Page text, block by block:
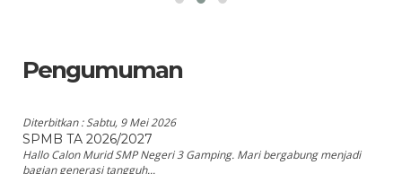
Pengumuman
Diterbitkan :Sabtu, 9 Mei 2026
SPMB TA 2026/2027
Hallo Calon Murid SMP Negeri 3 Gamping. Mari bergabung menjadi
bagian generasi tangguh...